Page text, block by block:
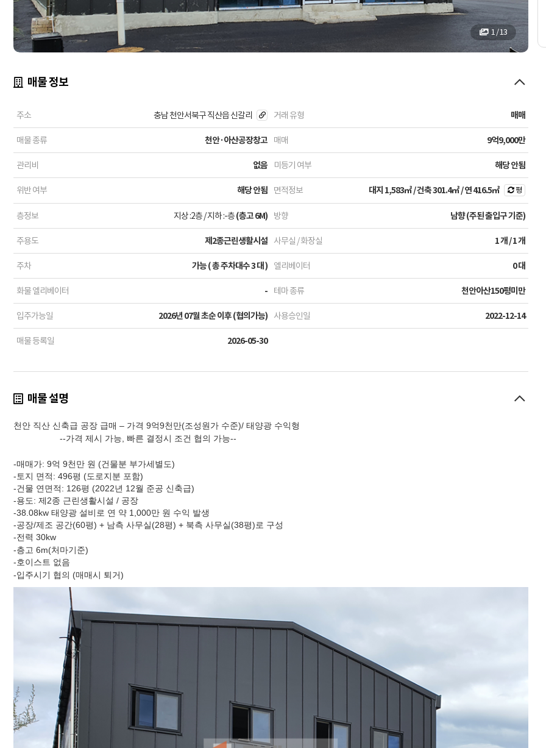
1 / 13
매물 정보
주소 충남 천안서북구 직산읍 신갈리 거래 유형 매매
매물 종류 천안·아산공장창고 매매 9억9,000만
관리비 없음 미등기 여부 해당 안됨
위반 여부 해당 안됨 면적정보 대지 1,583㎡/ 건축301.4㎡/ 연416.5㎡ 평
층정보 지상 :2층/지하 :-층(층고 6M) 방향 남향 (주된 출입구 기준)
주용도 제2종근린생활시설 사무실 / 화장실 1 개 / 1 개
주차 가능 ( 총 주차대수 3 대 ) 엘리베이터 0 대
화물 엘리베이터 - 테마 종류 천안아산150평미만
입주가능일 2026년 07월 초순 이후 (협의가능) 사용승인일 2022-12-14
매물 등록일 2026-05-30
매물 설명
천안 직산 신축급 공장 급매 – 가격 9억9천만(조성원가 수준)/ 태양광 수익형
--가격 제시 가능, 빠른 결정시 조건 협의 가능--
-매매가: 9억 9천만 원 (건물분 부가세별도)
-토지 면적: 496평 (도로지분 포함)
-건물 연면적: 126평 (2022년 12월 준공 신축급)
-용도: 제2종 근린생활시설 / 공장
-38.08kw 태양광 설비로 연 약 1,000만 원 수익 발생
-공장/제조 공간(60평) + 남측 사무실(28평) + 북측 사무실(38평)로 구성
-전력 30kw
-층고 6m(처마기준)
-호이스트 없음
-입주시기 협의 (매매시 퇴거)